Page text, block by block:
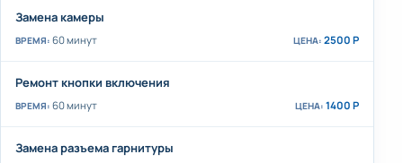
Замена камеры
60 минут 2500 Р
Ремонт кнопки включения
60 минут 1400 Р
Замена разъема гарнитуры